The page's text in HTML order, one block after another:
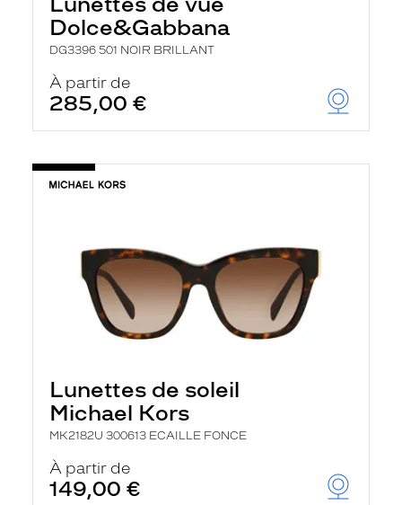
Dolce&Gabbana
DG3396 501 NOIR BRILLANT
À partir de
285,00 €
Lunettes de soleil
Michael Kors
MK2182U 300613 ECAILLE FONCE
À partir de
149,00 €